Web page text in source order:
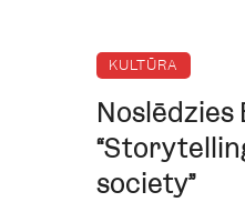
KULTŪRA
society”